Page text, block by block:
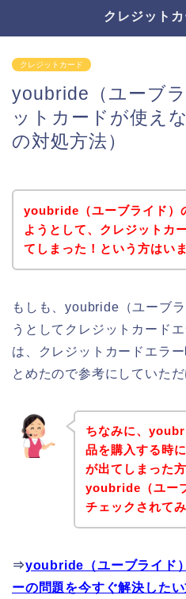
クレジット
クレジットカード
youbride（ユーブ
ットカードが使え
の対処方法）
youbride（ユーブライド）
ようとして、クレジットカ
てしまった！という方はい
もしも、youbride（ユーブ
うとしてクレジットカード
は、クレジットカードエラ
とめたので参考にしていただ
ちなみに、
品を購入する時
が出てしまった
youbride（ユー
チェックされて
⇒youbride（ユーブライド
ーの問題を今すぐ解決した